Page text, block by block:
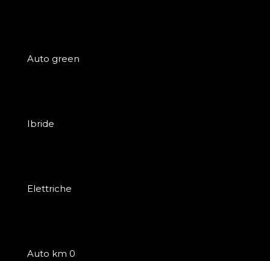
Auto green
Ibride
Elettriche
Auto km 0